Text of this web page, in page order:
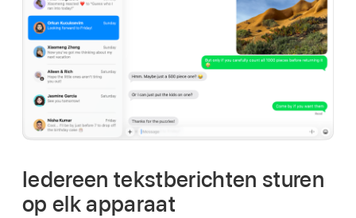
Iedereen tekstberichten sturen
op elk apparaat